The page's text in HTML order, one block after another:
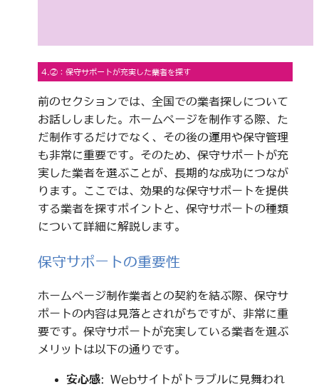
4.②：保守サポートが充実した業者を探す
前のセクションでは、全国での業者探しについて
お話ししました。ホームページを制作する際、た
だ制作するだけでなく、その後の運用や保守管理
も非常に重要です。そのため、保守サポートが充
実した業者を選ぶことが、長期的な成功につなが
ります。ここでは、効果的な保守サポートを提供
する業者を探すポイントと、保守サポートの種類
について詳細に解説します。
保守サポートの重要性
ホームページ制作業者との契約を結ぶ際、保守サ
ポートの内容は見落とされがちですが、非常に重
要です。保守サポートが充実している業者を選ぶ
メリットは以下の通りです。
安心感: Webサイトがトラブルに見舞われ